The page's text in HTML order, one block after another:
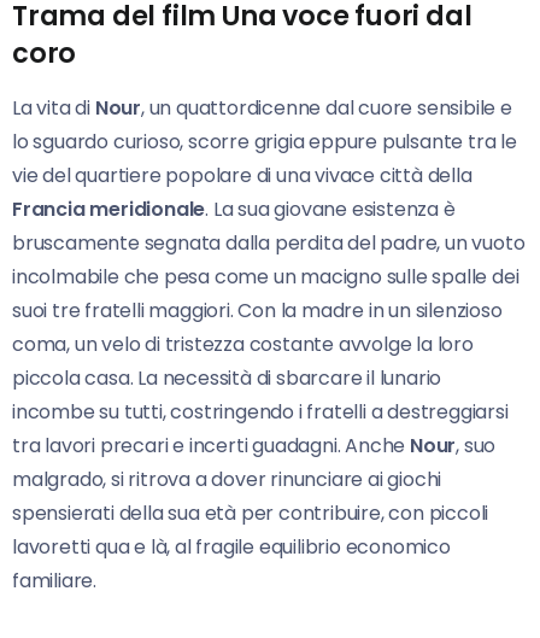
Trama del film Una voce fuori dal
coro
La vita di Nour, un quattordicenne dal cuore sensibile e
lo sguardo curioso, scorre grigia eppure pulsante tra le
vie del quartiere popolare di una vivace città della
Francia meridionale. La sua giovane esistenza è
bruscamente segnata dalla perdita del padre, un vuoto
incolmabile che pesa come un macigno sulle spalle dei
suoi tre fratelli maggiori. Con la madre in un silenzioso
coma, un velo di tristezza costante avvolge la loro
piccola casa. La necessità di sbarcare il lunario
incombe su tutti, costringendo i fratelli a destreggiarsi
tra lavori precari e incerti guadagni. Anche Nour, suo
malgrado, si ritrova a dover rinunciare ai giochi
spensierati della sua età per contribuire, con piccoli
lavoretti qua e là, al fragile equilibrio economico
familiare.